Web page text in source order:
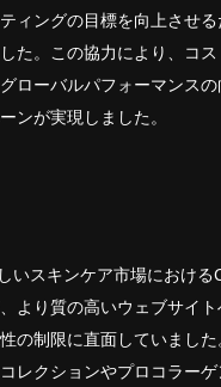
ィングの目標を向上させ
た。この協力により、コ
ローバルパフォーマンス
ンが実現しました。
いスキンケア市場における
より質の高いウェブサイ
の制限に直面していました
レクションやプロコラー